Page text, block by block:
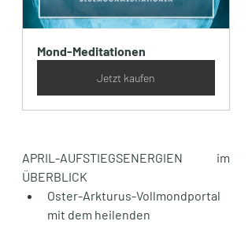
Mond-Meditationen
Jetzt kaufen
APRIL-AUFSTIEGSENERGIEN im
ÜBERBLICK
Oster-Arkturus-Vollmondportal
mit dem heilenden